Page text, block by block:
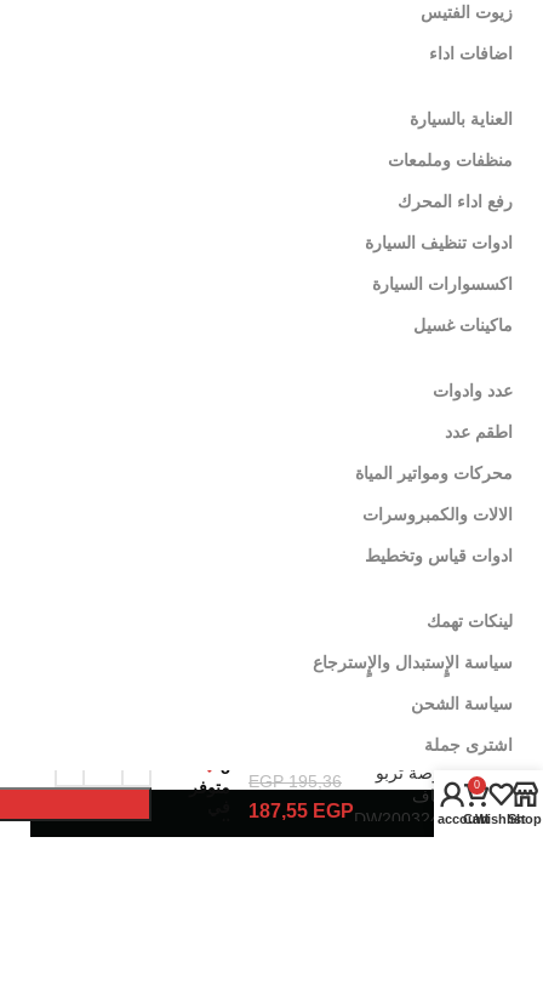
زيوت الفتيس
اضافات اداء
العناية بالسيارة
منظفات وملمعات
رفع اداء المحرك
ادوات تنظيف السيارة
اكسسوارات السيارة
ماكينات غسيل
عدد وادوات
اطقم عدد
محركات ومواتير المياة
الالات والكمبروسرات
ادوات قياس وتخطيط
لينكات تهمك
سياسة الإٍستبدال والإٍسترجاع
سياسة الشحن
اشترى جملة
بوصة تربو
جاف
DW200324-
7 PRO
195,36
EGP
187,55 EGP
5
متوفر
Shop
Wishlist
0
Cart
My account